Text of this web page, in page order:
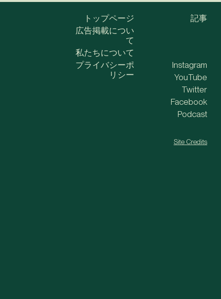
トップページ
広告掲載につい
て
私たちについて
記事
プライバシーポ
リシー
Instagram
YouTube
Twitter
Facebook
Podcast
Site Credits